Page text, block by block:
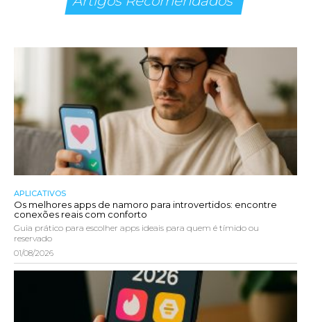
APLICATIVOS
Os melhores apps de namoro para introvertidos: encontre
conexões reais com conforto
Guia prático para escolher apps ideais para quem é tímido ou
reservado
01/08/2026